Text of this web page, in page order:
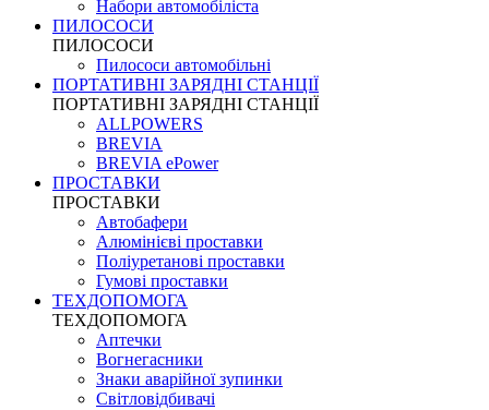
Набори автомобіліста
ПИЛОСОСИ
ПИЛОСОСИ
Пилососи автомобільні
ПОРТАТИВНІ ЗАРЯДНІ СТАНЦІЇ
ПОРТАТИВНІ ЗАРЯДНІ СТАНЦІЇ
ALLPOWERS
BREVIA
BREVIA ePower
ПРОСТАВКИ
ПРОСТАВКИ
Автобафери
Алюмінієві проставки
Поліуретанові проставки
Гумові проставки
ТЕХДОПОМОГА
ТЕХДОПОМОГА
Аптечки
Вогнегасники
Знаки аварійної зупинки
Світловідбивачі